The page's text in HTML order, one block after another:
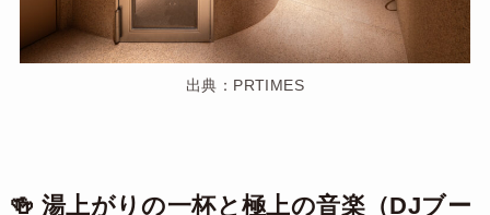
出典：PRTIMES
🍻 湯上がりの一杯と極上の音楽（DJブー